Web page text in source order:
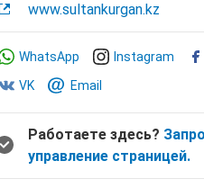
www.sultankurgan.kz
WhatsApp Instagram
VK Email
Работаете здесь?
управление страницей.